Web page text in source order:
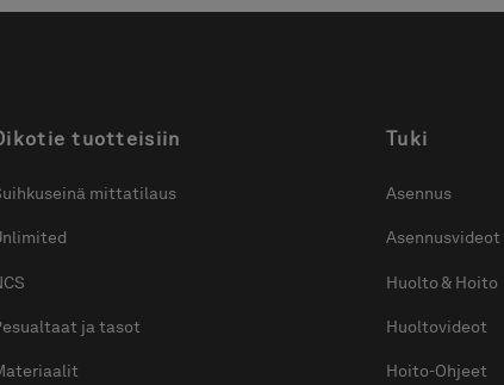
tuotteisiin
mittatilaus
ja tasot
Tuki
Asennus
Asennusvideot
Huolto & Hoito
Huoltovideot
Hoito-Ohjeet